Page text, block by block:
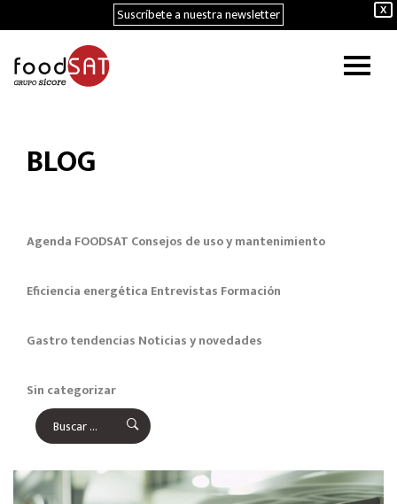
X
Suscríbete a nuestra newsletter
BLOG
Agenda FOODSAT Consejos de uso y mantenimiento
Eficiencia energética Entrevistas Formación
Gastro tendencias Noticias y novedades
Sin categorizar